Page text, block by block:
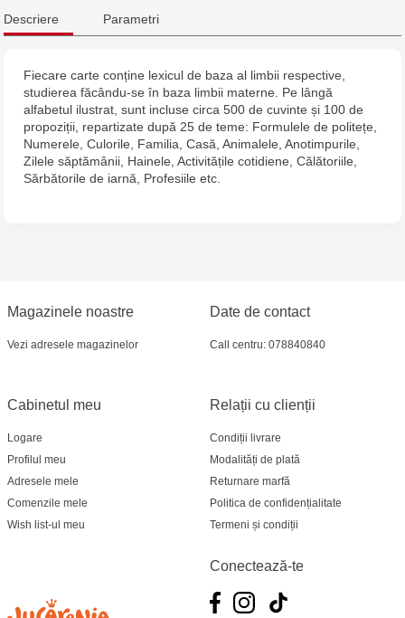
Multistore Centru - bd. Cantemir, 6
Descriere Parametri
Fiecare carte conține lexicul de baza al limbii respective,
studierea făcându-se în baza limbii materne. Pe lângă
alfabetul ilustrat, sunt incluse circa 500 de cuvinte și 100 de
propoziții, repartizate după 25 de teme: Formulele de politețe,
Numerele, Culorile, Familia, Casă, Animalele, Anotimpurile,
Zilele săptămânii, Hainele, Activitățile cotidiene, Călătoriile,
Sărbătorile de iarnă, Profesiile etc.
Magazinele noastre
Vezi adresele magazinelor
Relații cu clienții
Condiții livrare
Modalități de plată
Returnare marfă
Politica de confidențialitate
Termeni și condiții
Cabinetul meu
Logare
Profilul meu
Adresele mele
Comenzile mele
Wish list-ul meu
Date de contact
Call centru: 078840840
Conectează-te